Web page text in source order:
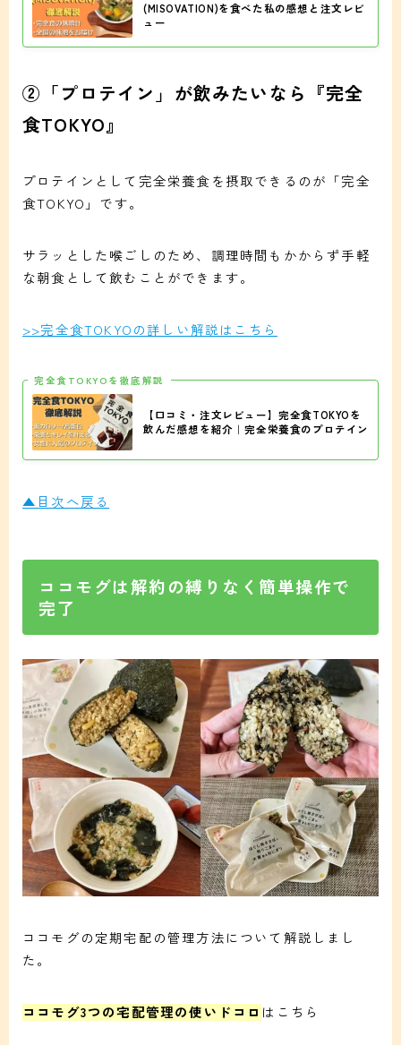
(MISOVATION)を食べた私の感想と注文レビ
ュー
②「プロテイン」が飲みたいなら『完全
食TOKYO』
プロテインとして完全栄養食を摂取できるのが「完全
食TOKYO」です。
サラッとした喉ごしのため、調理時間もかからず手軽
な朝食として飲むことができます。
>>完全食TOKYOの詳しい解説はこちら
完全食TOKYOを徹底解説
【口コミ・注文レビュー】完全食TOKYOを
飲んだ感想を紹介｜完全栄養食のプロテイン
▲目次へ戻る
ココモグは解約の縛りなく簡単操作で
完了
ココモグの定期宅配の管理方法について解説しまし
た。
ココモグ3つの宅配管理の使いドコロ はこちら